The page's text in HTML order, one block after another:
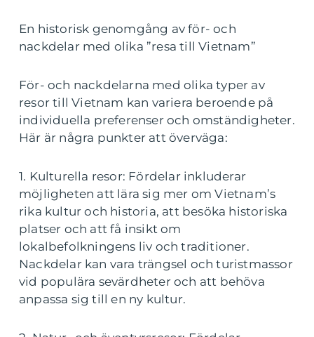
En historisk genomgång av för- och
nackdelar med olika ”resa till Vietnam”
För- och nackdelarna med olika typer av
resor till Vietnam kan variera beroende på
individuella preferenser och omständigheter.
Här är några punkter att överväga:
1. Kulturella resor: Fördelar inkluderar
möjligheten att lära sig mer om Vietnam’s
rika kultur och historia, att besöka historiska
platser och att få insikt om
lokalbefolkningens liv och traditioner.
Nackdelar kan vara trängsel och turistmassor
vid populära sevärdheter och att behöva
anpassa sig till en ny kultur.